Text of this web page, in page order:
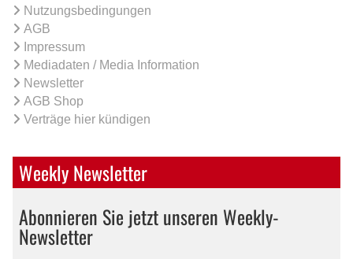
Nutzungsbedingungen
AGB
Impressum
Mediadaten / Media Information
Newsletter
AGB Shop
Verträge hier kündigen
Weekly Newsletter
Abonnieren Sie jetzt unseren Weekly-
Newsletter